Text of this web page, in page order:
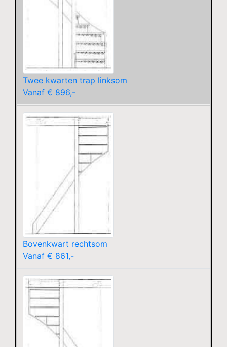
Twee kwarten trap linksom
Vanaf € 896,-
Bovenkwart rechtsom
Vanaf € 861,-